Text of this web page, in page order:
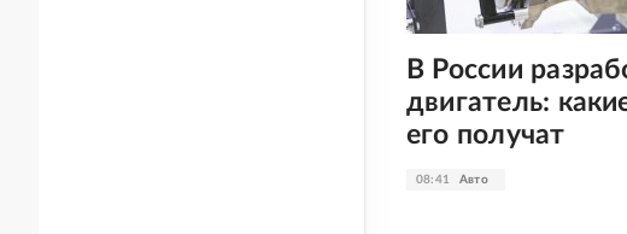
08:41 Авто
В России
двигатель:
его получат